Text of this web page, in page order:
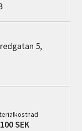
5,
100 SEK